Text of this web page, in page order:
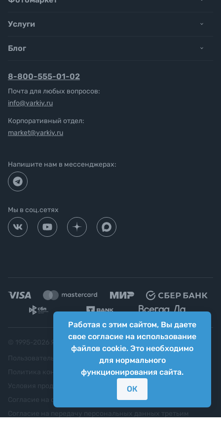
Работая с этим сайтом, Вы даете
свое согласие на использование
файлов cookie. Это необходимо
для нормального
функционирования сайта.
ОК
Услуги
Блог
8-800-555-01-02
Почта для любых вопросов:
info@yarkiy.ru
Корпоративный отдел:
market@yarkiy.ru
Напишите нам в мессенджерах:
Мы в соц.сетях
Яркий фотомаркет ("Яркий Мир")
Пользовательское соглашение
Политика конфиденциальности
Согласие на обработку персональных данных
Согласие на передачу персональных данных третьим